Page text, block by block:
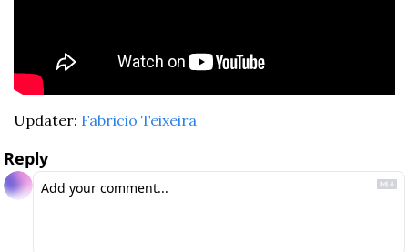
Updater: Fabricio Teixeira
Reply